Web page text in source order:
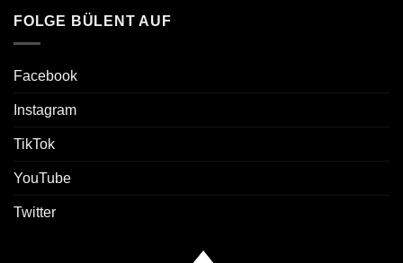
FOLGE BÜLENT AUF
Facebook
Instagram
TikTok
YouTube
Twitter